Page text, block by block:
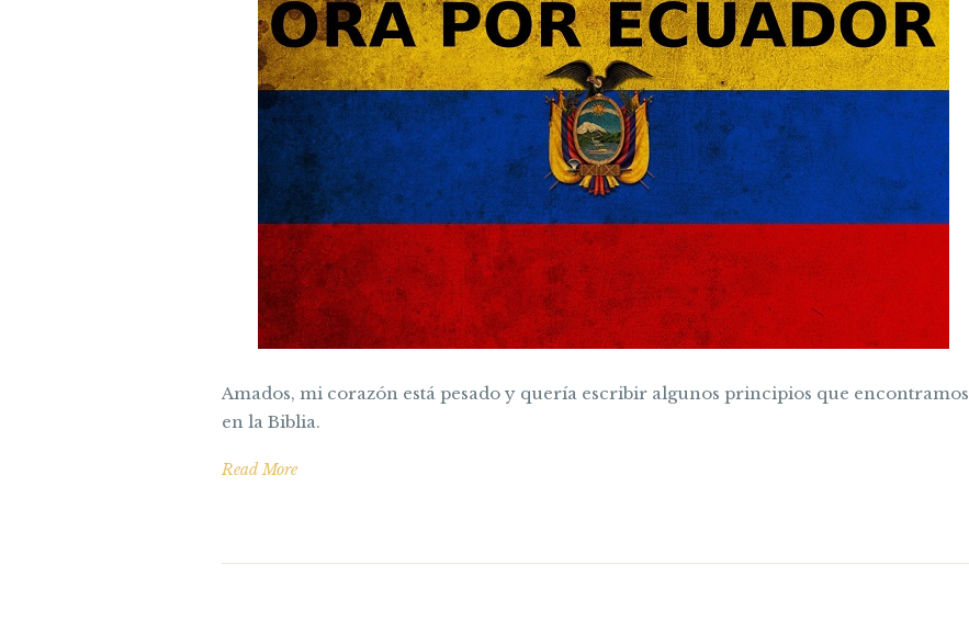
Amados, mi corazón está pesado y quería escribir algunos principios que encontramos
en la Biblia.
Read More